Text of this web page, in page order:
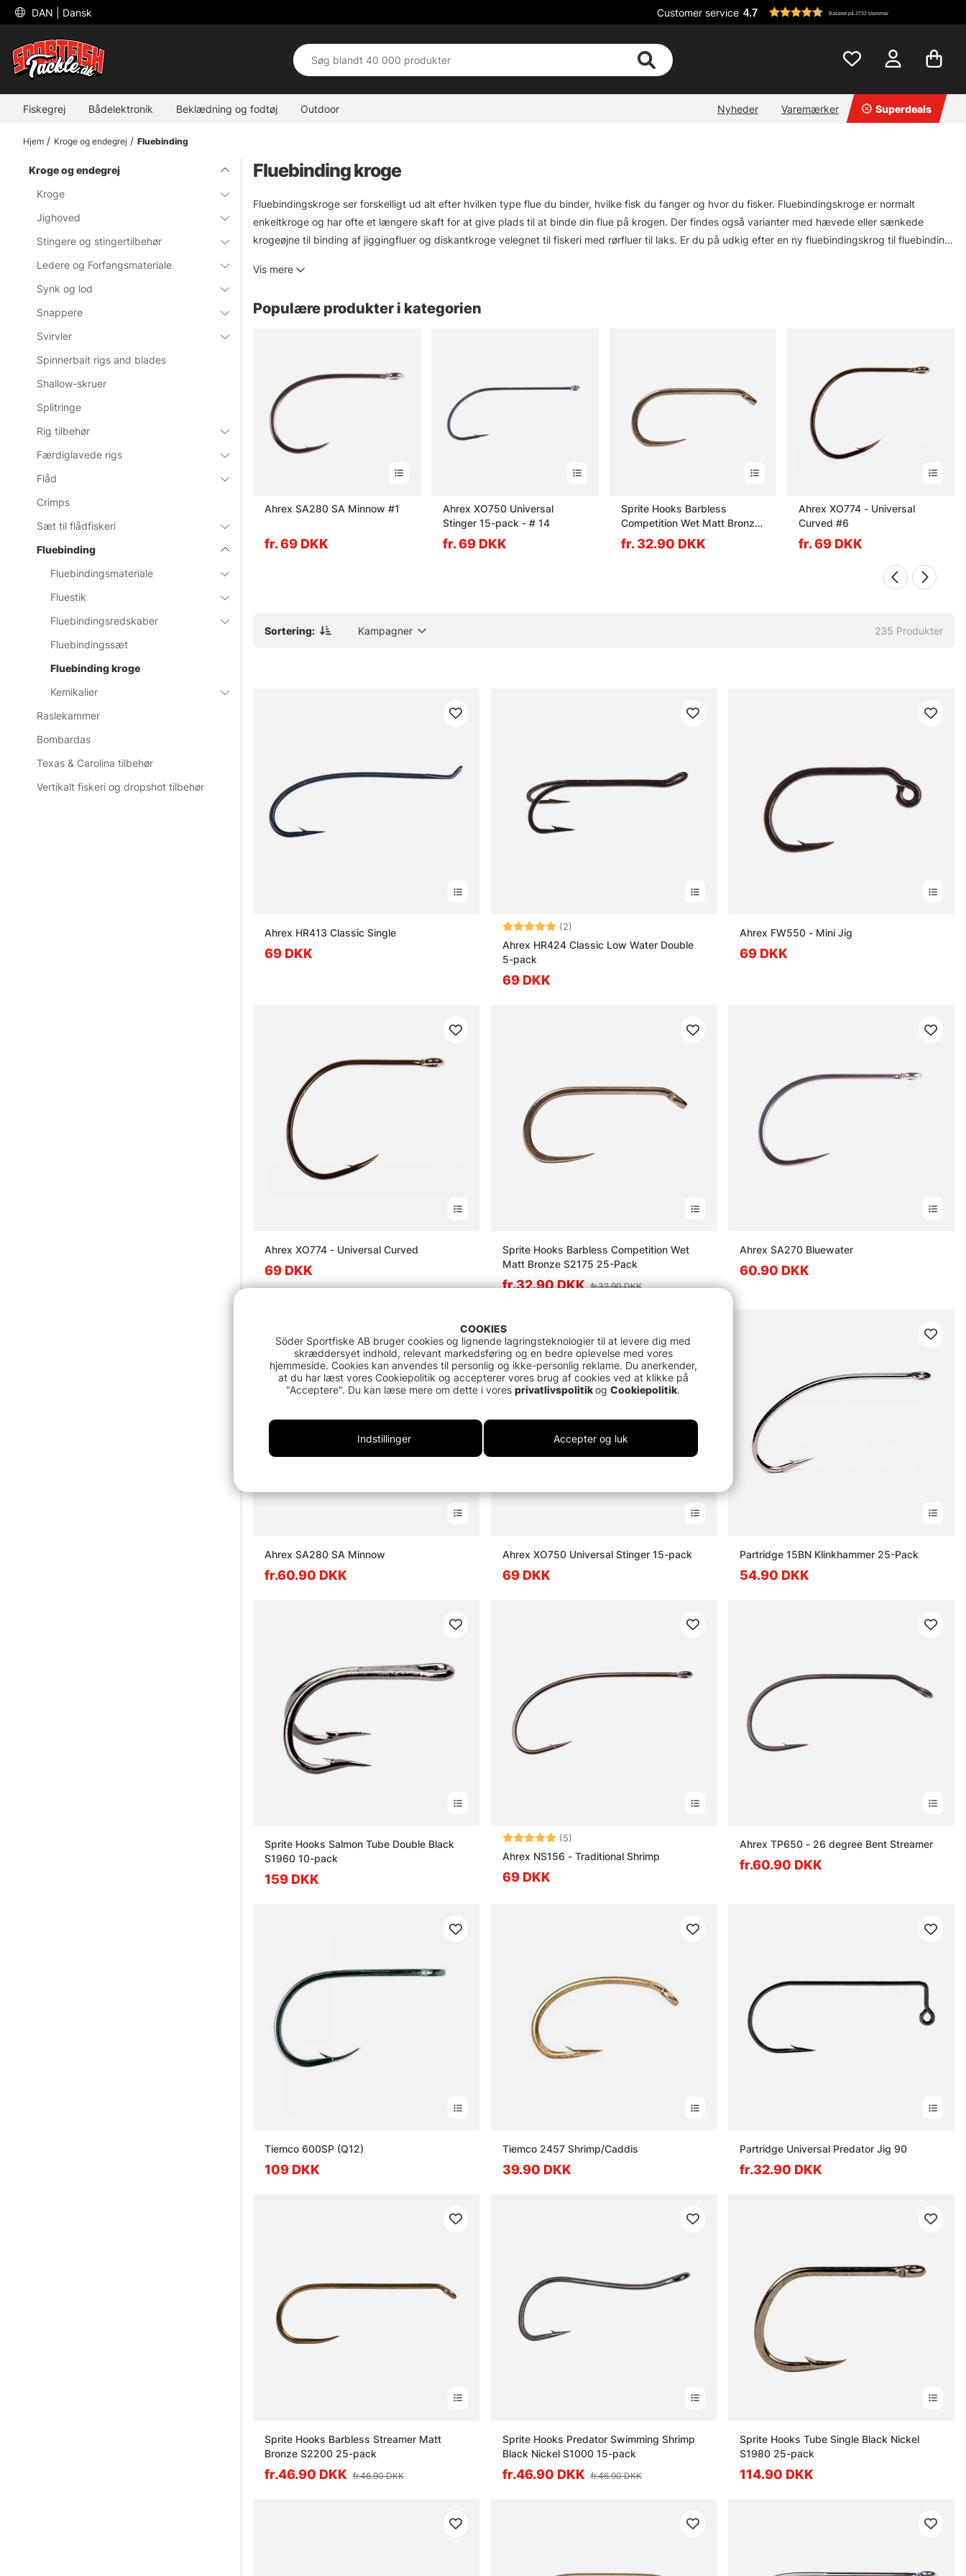
DAN | Dansk Customer service 4.7 Baseret på 2732 stemmer
Fiskegrej Bådelektronik Beklædning og fodtøj Outdoor Nyheder Varemærker Superdeals
Hjem Kroge og endegrej Fluebinding
Kroge og endegrej
Kroge
Jighoved
Stingere og stingertilbehør
Ledere og Forfangsmateriale
Synk og lod
Snappere
Svirvler
Spinnerbait rigs and blades
Shallow-skruer
Splitringe
Rig tilbehør
Færdiglavede rigs
Flåd
Crimps
Sæt til flådfiskeri
Fluebinding
Fluebindingsmateriale
Fluestik
Fluebindingsredskaber
Fluebindingssæt
Fluebinding kroge
Kemikalier
Raslekammer
Bombardas
Texas & Carolina tilbehør
Vertikalt fiskeri og dropshot tilbehør
Fluebinding kroge
Fluebindingskroge ser forskelligt ud alt efter hvilken type flue du binder, hvilke fisk du fanger og hvor du fisker. Fluebindingskroge er normalt
enkeltkroge og har ofte et længere skaft for at give plads til at binde din flue på krogen. Der findes også varianter med hævede eller sænkede
krogeøjne til binding af jiggingfluer og diskantkroge velegnet til fiskeri med rørfluer til laks. Er du på udkig efter en ny fluebindingskrog til fluebinding
Vis mere
Populære produkter i kategorien
#8/0
Light Wire Bronze S1086 15-
Ahrex SA280 SA Minnow #1
fr. 69 DKK
Ahrex XO750 Universal
Stinger 15-pack - # 14
fr. 69 DKK
Sprite Hooks Barbless
Competition Wet Matt Bronze
S2175 25-Pack - #16
fr. 32.90 DKK
Ahrex XO774 - Universal
Curved #6
fr. 69 DKK
Sortering: Kampagner 235 Produkter
Ahrex HR413 Classic Single
69 DKK
Vurdering:(2)
Ahrex HR424 Classic Low Water Double
5-pack
69 DKK
Ahrex FW550 - Mini Jig
69 DKK
Ahrex XO774 - Universal Curved
69 DKK
Sprite Hooks Barbless Competition Wet
Matt Bronze S2175 25-Pack
fr.32.90 DKK fr.32.90 DKK
Ahrex SA270 Bluewater
60.90 DKK
Ahrex SA280 SA Minnow
fr.60.90 DKK
Ahrex XO750 Universal Stinger 15-pack
69 DKK
Partridge 15BN Klinkhammer 25-Pack
54.90 DKK
Sprite Hooks Salmon Tube Double Black
S1960 10-pack
159 DKK
Vurdering:(5)
Ahrex NS156 - Traditional Shrimp
69 DKK
Ahrex TP650 - 26 degree Bent Streamer
fr.60.90 DKK
Tiemco 600SP (Q12)
109 DKK
Tiemco 2457 Shrimp/Caddis
39.90 DKK
Partridge Universal Predator Jig 90
fr.32.90 DKK
Sprite Hooks Barbless Streamer Matt
Bronze S2200 25-pack
fr.46.90 DKK fr.46.90 DKK
Sprite Hooks Predator Swimming Shrimp
Black Nickel S1000 15-pack
fr.46.90 DKK fr.46.90 DKK
Sprite Hooks Tube Single Black Nickel
S1980 25-pack
114.90 DKK
COOKIES
Söder Sportfiske AB bruger cookies og lignende lagringsteknologier til at levere dig med
skræddersyet indhold, relevant markedsføring og en bedre oplevelse med vores
hjemmeside. Cookies kan anvendes til personlig og ikke-personlig reklame. Du anerkender,
at du har læst vores Cookiepolitik og accepterer vores brug af cookies ved at klikke på
"Acceptere". Du kan læse mere om dette i vores privatlivspolitikog Cookiepolitik.
Indstillinger Accepter og luk